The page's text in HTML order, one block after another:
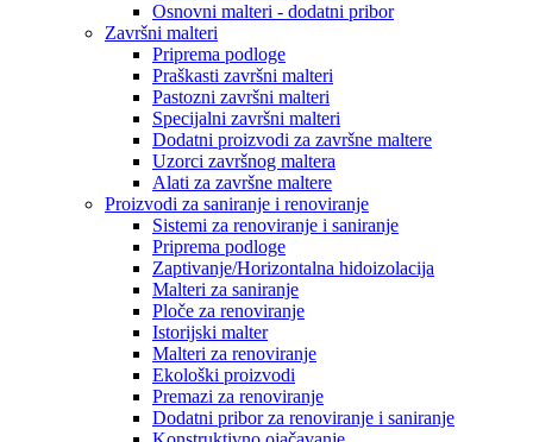
Osnovni malteri - dodatni pribor
Završni malteri
Priprema podloge
Praškasti završni malteri
Pastozni završni malteri
Specijalni završni malteri
Dodatni proizvodi za završne maltere
Uzorci završnog maltera
Alati za završne maltere
Proizvodi za saniranje i renoviranje
Sistemi za renoviranje i saniranje
Priprema podloge
Zaptivanje/Horizontalna hidoizolacija
Malteri za saniranje
Ploče za renoviranje
Istorijski malter
Malteri za renoviranje
Ekološki proizvodi
Premazi za renoviranje
Dodatni pribor za renoviranje i saniranje